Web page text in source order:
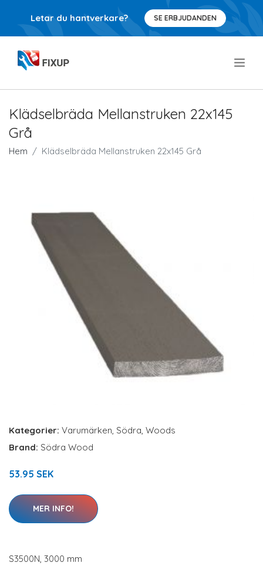
Letar du hantverkare? SE ERBJUDANDEN
Klädselbräda Mellanstruken 22x145
Grå
Hem Klädselbräda Mellanstruken 22x145 Grå
Kategorier: Varumärken, Södra, Woods
Brand: Södra Wood
53.95 SEK
MER INFO!
S3500N, 3000 mm